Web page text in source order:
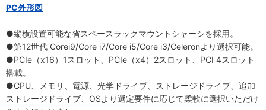
PC外形図
●縦横設置可能な省スペースラックマウントシャーシを採用。
●第12世代 Corei9/Core i7/Core i5/Core i3/Celeronより選択可能。
●PCIe（x16）1スロット、PCIe（x4）2スロット、PCI 4スロット
搭載。
●CPU、メモリ、電源、光学ドライブ、ストレージドライブ、追加
ストレージドライブ、OSより選定要件に応じて柔軟に選択いただけ